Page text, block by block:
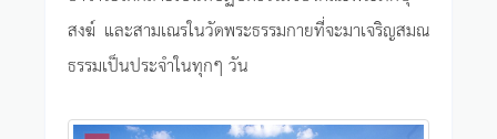
สงฆ์ และสามเณรในวัดพระธรรมกายที่จะมาเจริญสมณ
ธรรมเป็นประจำในทุกๆ วัน